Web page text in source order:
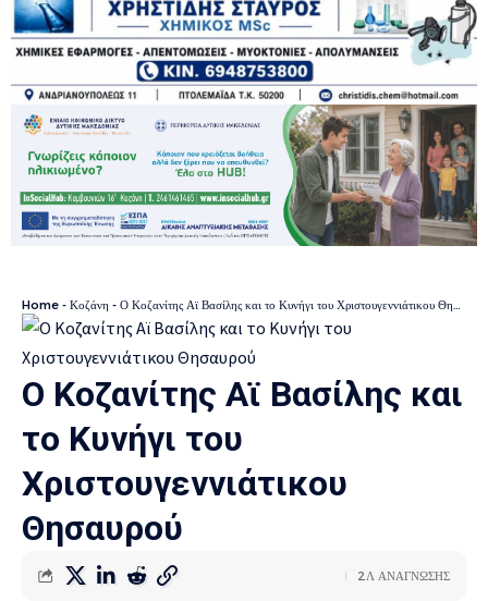
Home - Κοζάνη - Ο Κοζανίτης Αϊ Βασίλης και το Κυνήγι του Χριστουγεννιάτικου Θησαυρού
Ο Κοζανίτης Αϊ Βασίλης και
το Κυνήγι του
Χριστουγεννιάτικου
Θησαυρού
2Λ ΑΝΑΓΝΩΣΗΣ